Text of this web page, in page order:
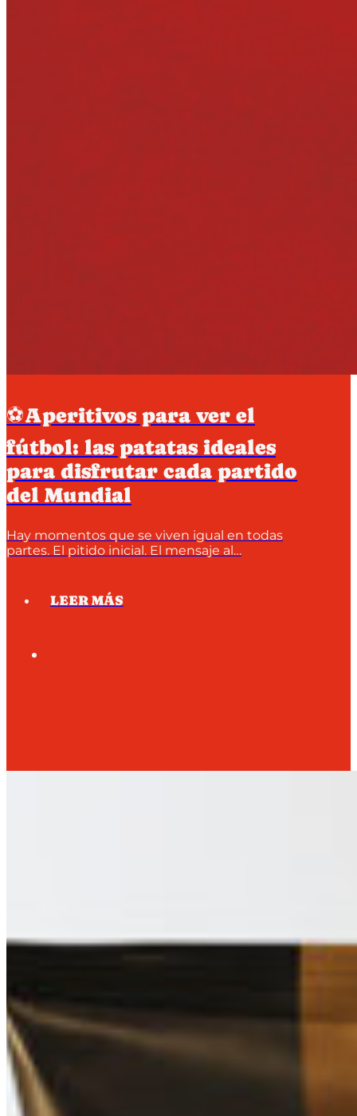
⚽Aperitivos para ver el
fútbol: las patatas ideales
para disfrutar cada partido
del Mundial
Hay momentos que se viven igual en todas
partes. El pitido inicial. El mensaje al…
LEER MÁS